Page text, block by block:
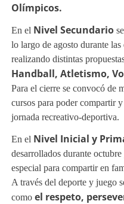
Olímpicos.
Nivel Secundario
Handball, Atletismo,
Nivel Inicial y
el respeto,